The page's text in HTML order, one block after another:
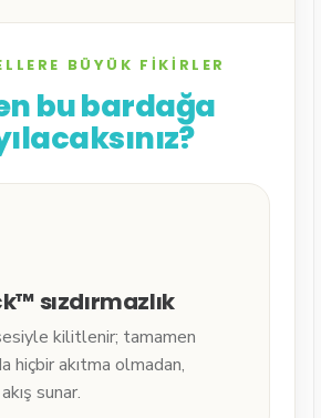
BÜYÜK FIKIRLER
bu bardağa
sızdırmazlık
kilitlenir; tamamen
hiçbir akıtma olmadan,
sunar.